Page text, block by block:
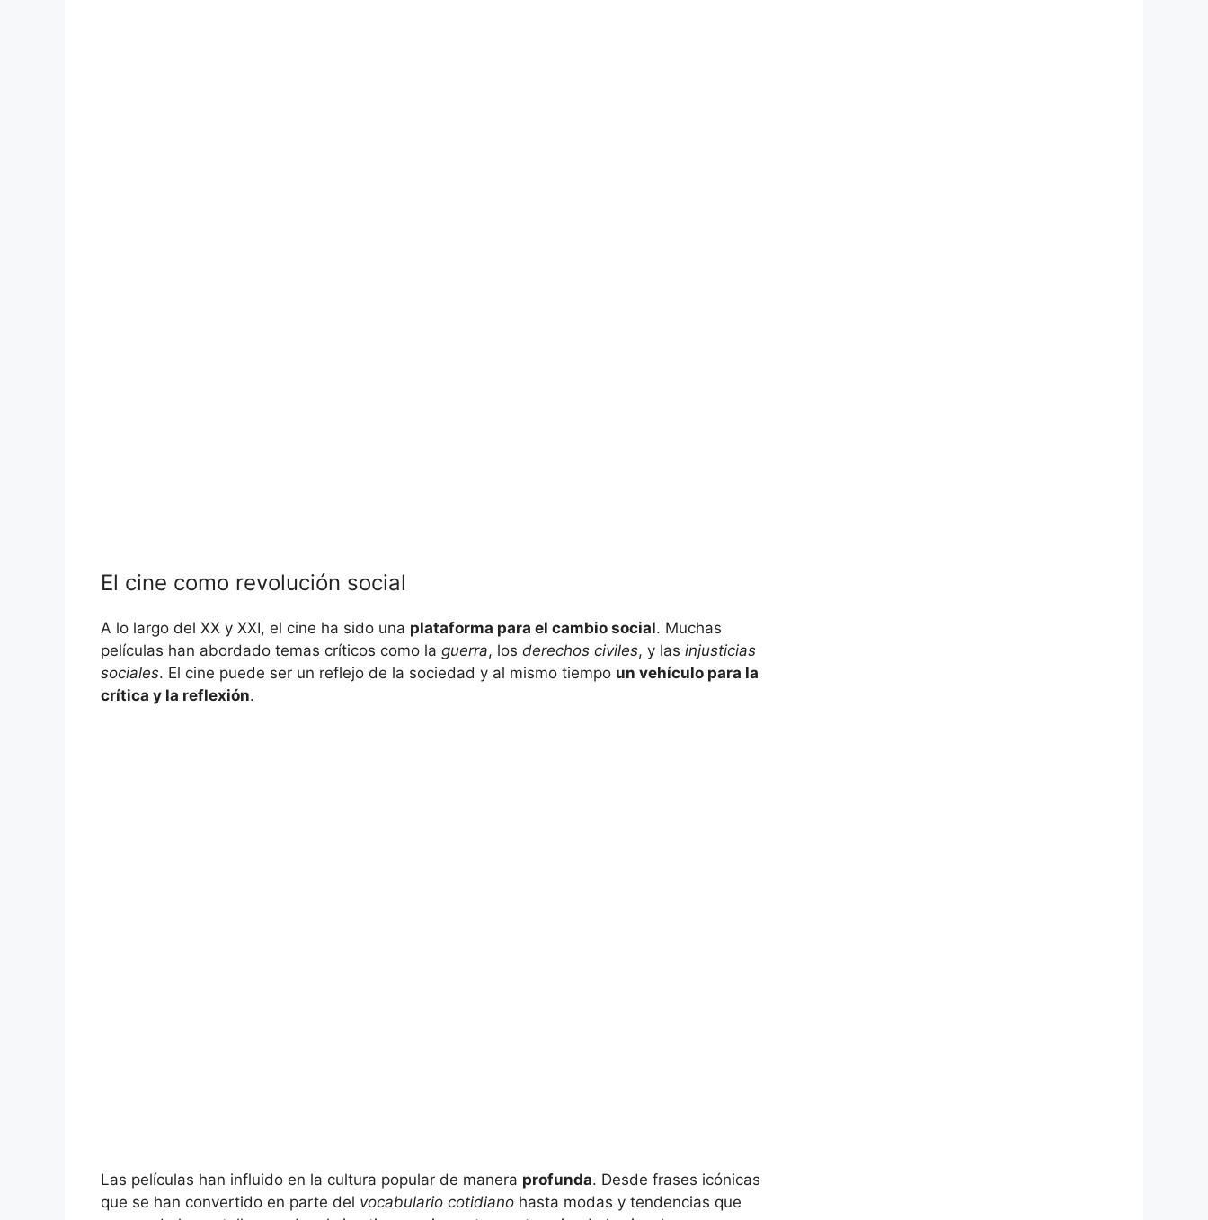
El cine como revolución social
A lo largo del XX y XXI, el cine ha sido una plataforma para el cambio social. Muchas
películas han abordado temas críticos como la guerra, los derechos civiles, y las injusticias
sociales. El cine puede ser un reflejo de la sociedad y al mismo tiempo un vehículo para la
crítica y la reflexión.
Las películas han influido en la cultura popular de manera profunda. Desde frases icónicas
que se han convertido en parte del vocabulario cotidiano hasta modas y tendencias que